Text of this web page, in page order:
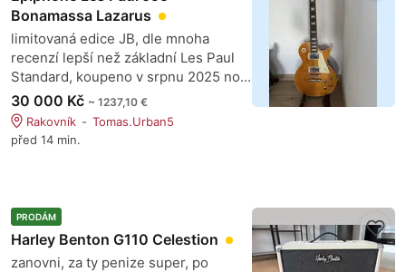
Bonamassa Lazarus
limitovaná edice JB, dle mnoha
recenzí lepší než základní Les Paul
Standard, koupeno v srpnu 2025 no...
30 000 Kč ~ 1237,10 €
Rakovník
Tomas.Urban5
před 14 min.
PRODÁM
Harley Benton G110 Celestion
zanovni, za ty penize super, po